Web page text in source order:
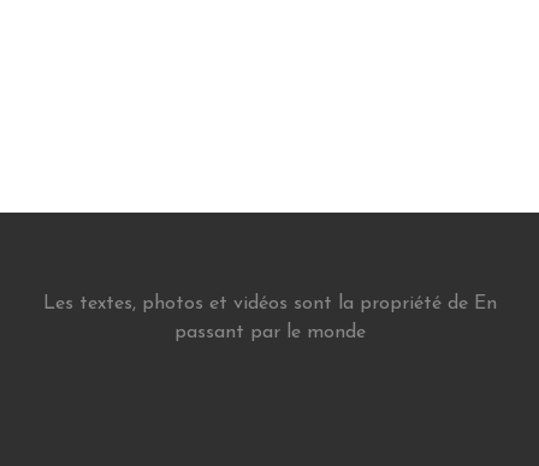
Les textes, photos et vidéos sont la propriété de En
passant par le monde